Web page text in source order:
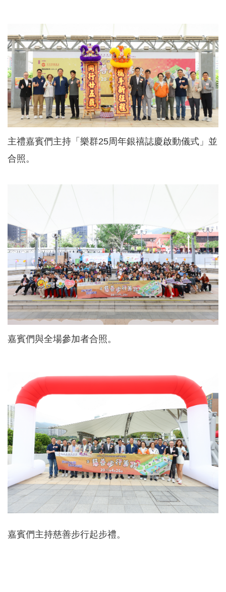
主禮嘉賓們主持「樂群25周年銀禧誌慶啟動儀式」並
合照。
嘉賓們與全場參加者合照。
嘉賓們主持慈善步行起步禮。